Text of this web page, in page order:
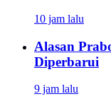
10 jam lalu
Alasan
Diperbarui
9 jam lalu